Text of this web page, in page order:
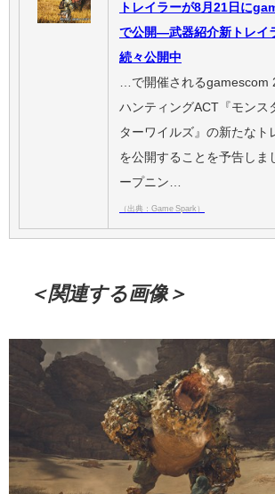
トレイラーが8月21日に
で公開―武器紹介新トレイ
続々公開中
…で開催されるgamescom
ハンティングACT『モンス
ターワイルズ』の新たなト
を公開することを予告しま
ープニン…
（出典：Game Spark）
＜関連する画像＞